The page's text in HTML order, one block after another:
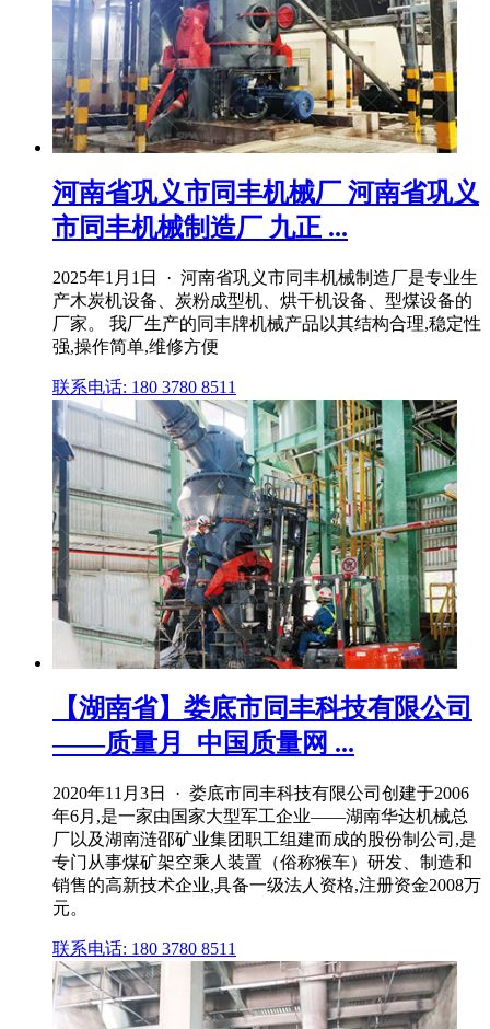
河南省巩义市同丰机械厂 河南省巩义
市同丰机械制造厂 九正 ...
2025年1月1日 · 河南省巩义市同丰机械制造厂是专业生
产木炭机设备、炭粉成型机、烘干机设备、型煤设备的
厂家。 我厂生产的同丰牌机械产品以其结构合理,稳定性
强,操作简单,维修方便
联系电话: 180 3780 8511
【湖南省】娄底市同丰科技有限公司
——质量月_中国质量网 ...
2020年11月3日 · 娄底市同丰科技有限公司创建于2006
年6月,是一家由国家大型军工企业——湖南华达机械总
厂以及湖南涟邵矿业集团职工组建而成的股份制公司,是
专门从事煤矿架空乘人装置（俗称猴车）研发、制造和
销售的高新技术企业,具备一级法人资格,注册资金2008万
元。
联系电话: 180 3780 8511